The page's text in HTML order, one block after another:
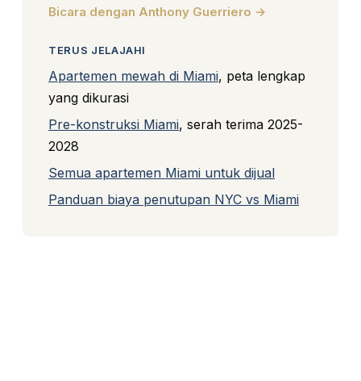
Bicara dengan Anthony Guerriero →
TERUS JELAJAHI
Apartemen mewah di Miami, peta lengkap
yang dikurasi
Pre-konstruksi Miami, serah terima 2025-
2028
Semua apartemen Miami untuk dijual
Panduan biaya penutupan NYC vs Miami